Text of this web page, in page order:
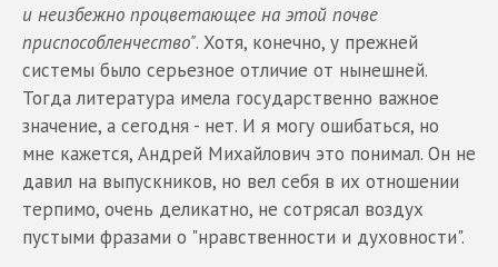
и неизбежно процветающее на этой почве
приспособленчество". Хотя, конечно, у прежней
системы было серьезное отличие от нынешней.
Тогда литература имела государственно важное
значение, а сегодня - нет. И я могу ошибаться, но
мне кажется, Андрей Михайлович это понимал. Он не
давил на выпускников, но вел себя в их отношении
терпимо, очень деликатно, не сотрясал воздух
пустыми фразами о "нравственности и духовности".